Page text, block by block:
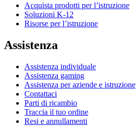
Acquista prodotti per l’istruzione
Soluzioni K-12
Risorse per l’istruzione
Assistenza
Assistenza individuale
Assistenza gaming
Assistenza per aziende e istruzione
Contattaci
Parti di ricambio
Traccia il tuo ordine
Resi e annullamenti